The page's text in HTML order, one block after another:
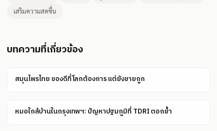
เสริมความสดชื่น
บทความที่เกี่ยวข้อง
สมุนไพรไทย ของดีที่โลกต้องการ แต่ยังขายถูก
หมอใกล้บ้านในกรุงเทพฯ: ปัญหาปฐมภูมิที่ TDRI ตอกย้ำ